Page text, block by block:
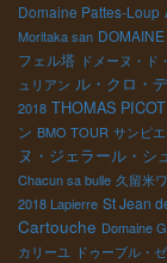
Domaine Pattes-Loup
Moritaka san
フェル塔 ドメーヌ・ド
ュリアン ル・クロ・
2018 THOMAS PICOT
ン BMO TOUR サンピ
ヌ・ジェラール・シ
Chacun sa bulle 久留米
2018 Lapierre St Jean
Cartouche Domaine
カリーユ
ドゥーブル・